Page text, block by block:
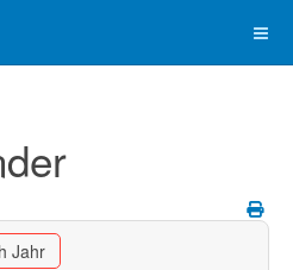
Jahr